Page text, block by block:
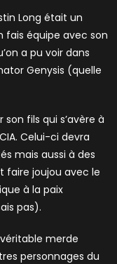
Long était un
fais équipe avec son
a pu voir dans
Genysis (quelle
fils qui s’avère à
Celui-ci devra
mais aussi à des
faire joujou avec le
à la paix
pas).
merde
personnages du